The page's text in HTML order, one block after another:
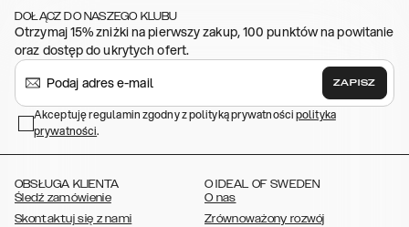
(2020/2022),iPhone 8,iPhone 8 Plus iPhone 7 Plus
iPhone
6/6s, iPhone 6/6s Plus , iPhone 5/5s/SE,Galaxy S26 , Galaxy S26+ ,
Galaxy S26 Ultra,Samsung Galaxy S25,Galaxy S25+, Galaxy S25
Ultra, Galaxy S24, Galaxy S24+ Galaxy S23,
Galaxy S23+ Galaxy S22 Plus,Galaxy
S22 Ultra,Galaxy A52/ A52s 5G,Galaxy S21,Galaxy S21 Plus
S21 Ultra,Galaxy S20
S10,Galaxy S10+,Galaxy S10e,Galaxy S9,Galaxy S9+,Galaxy S8,
DOŁĄCZ DO NASZEGO KLUBU
Otrzymaj 15% zniżki na pierwszy zakup, 100 punktów na powitanie
oraz dostęp do ukrytych ofert.
ZAPISZ
Akceptuję regulamin zgodny z polityką prywatnościpolityka
prywatności.
OBSŁUGA KLIENTA
Śledź zamówienie
Skontaktuj się z nami
O IDEAL OF SWEDEN
O nas
Zrównoważony rozwój